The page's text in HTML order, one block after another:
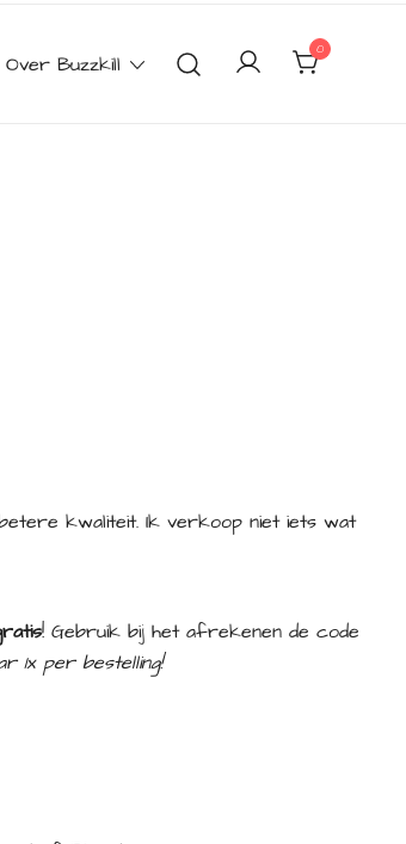
Over Buzzkill
0
kwaliteit. Ik verkoop niet iets wat
! Gebruik bij het afrekenen de code
1x per bestelling!